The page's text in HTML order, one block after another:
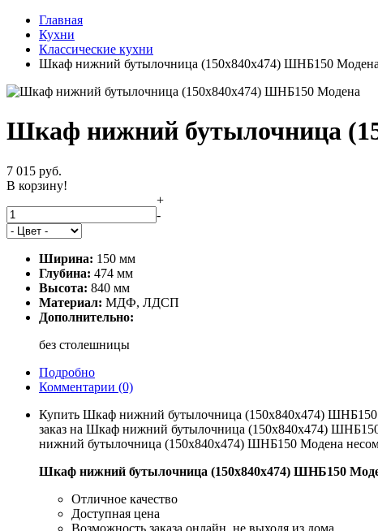
Главная
Кухни
Классические кухни
Шкаф нижний бутылочница (150х840х474) ШНБ150 Модена
Шкаф нижний бутылочница
7 015 руб.
В корзину!
+
-
Ширина: 150 мм
Глубина: 474 мм
Высота: 840 мм
Материал: МДФ, ЛДСП
Дополнительно:
без столешницы
Подробно
Комментарии (0)
Купить Шкаф нижний бутылочница (150х840х474) ШНБ150
заказ на Шкаф нижний бутылочница (150х840х474)
нижний бутылочница (150х840х474) ШНБ150 Модена
Шкаф нижний бутылочница (150х840х474) ШНБ150
Отличное качество
Доступная цена
Возможность заказа онлайн, не выходя из дома